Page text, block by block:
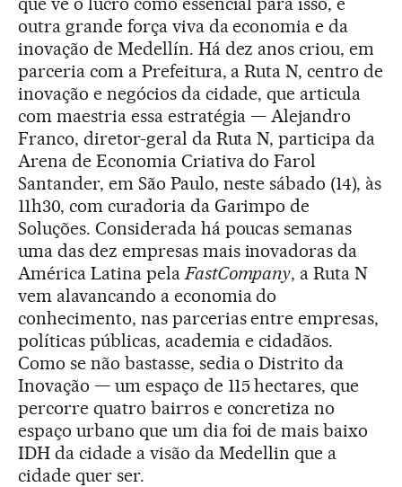
outra grande força viva da economia e da
inovação de Medellín. Há dez anos criou, em
parceria com a Prefeitura, a Ruta N, centro de
inovação e negócios da cidade, que articula
com maestria essa estratégia — Alejandro
Franco, diretor-geral da Ruta N, participa da
Arena de Economia Criativa do Farol
Santander, em São Paulo, neste sábado (14), às
11h30, com curadoria da Garimpo de
Soluções. Considerada há poucas semanas
uma das dez empresas mais inovadoras da
América Latina pela FastCompany, a Ruta N
vem alavancando a economia do
conhecimento, nas parcerias entre empresas,
políticas públicas, academia e cidadãos.
Como se não bastasse, sedia o Distrito da
Inovação — um espaço de 115 hectares, que
percorre quatro bairros e concretiza no
espaço urbano que um dia foi de mais baixo
IDH da cidade a visão da Medellin que a
cidade quer ser.